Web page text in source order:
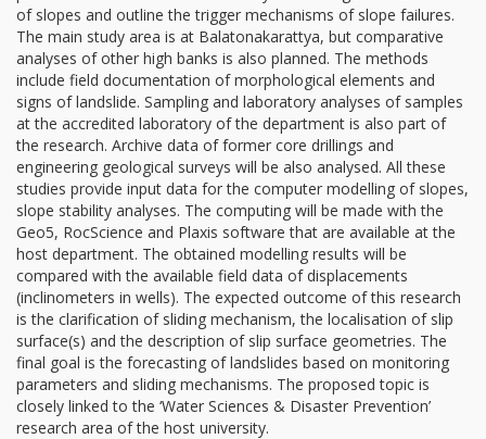
of slopes and outline the trigger mechanisms of slope failures.
The main study area is at Balatonakarattya, but comparative
analyses of other high banks is also planned. The methods
include field documentation of morphological elements and
signs of landslide. Sampling and laboratory analyses of samples
at the accredited laboratory of the department is also part of
the research. Archive data of former core drillings and
engineering geological surveys will be also analysed. All these
studies provide input data for the computer modelling of slopes,
slope stability analyses. The computing will be made with the
Geo5, RocScience and Plaxis software that are available at the
host department. The obtained modelling results will be
compared with the available field data of displacements
(inclinometers in wells). The expected outcome of this research
is the clarification of sliding mechanism, the localisation of slip
surface(s) and the description of slip surface geometries. The
final goal is the forecasting of landslides based on monitoring
parameters and sliding mechanisms. The proposed topic is
closely linked to the ‘Water Sciences & Disaster Prevention’
research area of the host university.